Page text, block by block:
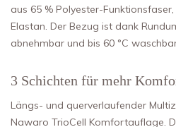
aus 65 % Polyester-
Elastan. Der Bezug ist dank
abnehmbar und bis 60 °C
3 Schichten für mehr
Längs- und querverlaufender
Nawaro TrioCell Komfortauflage.